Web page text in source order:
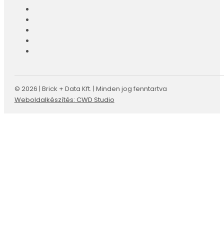
© 2026 | Brick + Data Kft. | Minden jog fenntartva
Weboldalkészítés: CWD Studio